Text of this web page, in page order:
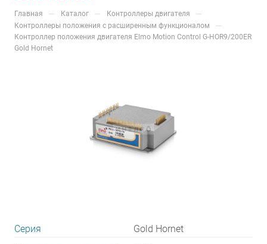
Главная — Каталог — Контроллеры двигателя —
Контроллеры положения с расширенным функционалом —
Контроллер положения двигателя Elmo Motion Control G-HOR9/200ER
Gold Hornet
Серия
Gold Hornet